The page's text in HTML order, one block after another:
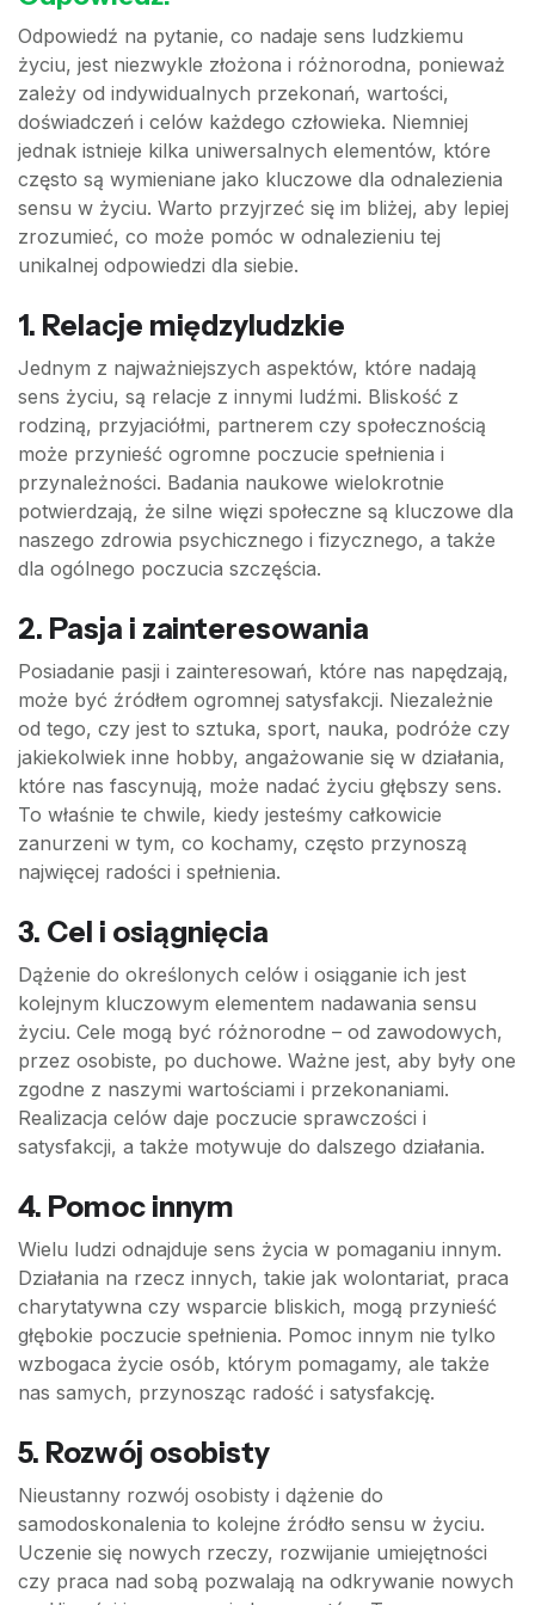
Odpowiedź na pytanie, co nadaje sens ludzkiemu
życiu, jest niezwykle złożona i różnorodna, ponieważ
zależy od indywidualnych przekonań, wartości,
doświadczeń i celów każdego człowieka. Niemniej
jednak istnieje kilka uniwersalnych elementów, które
często są wymieniane jako kluczowe dla odnalezienia
sensu w życiu. Warto przyjrzeć się im bliżej, aby lepiej
zrozumieć, co może pomóc w odnalezieniu tej
unikalnej odpowiedzi dla siebie.
1. Relacje międzyludzkie
Jednym z najważniejszych aspektów, które nadają
sens życiu, są relacje z innymi ludźmi. Bliskość z
rodziną, przyjaciółmi, partnerem czy społecznością
może przynieść ogromne poczucie spełnienia i
przynależności. Badania naukowe wielokrotnie
potwierdzają, że silne więzi społeczne są kluczowe dla
naszego zdrowia psychicznego i fizycznego, a także
dla ogólnego poczucia szczęścia.
2. Pasja i zainteresowania
Posiadanie pasji i zainteresowań, które nas napędzają,
może być źródłem ogromnej satysfakcji. Niezależnie
od tego, czy jest to sztuka, sport, nauka, podróże czy
jakiekolwiek inne hobby, angażowanie się w działania,
które nas fascynują, może nadać życiu głębszy sens.
To właśnie te chwile, kiedy jesteśmy całkowicie
zanurzeni w tym, co kochamy, często przynoszą
najwięcej radości i spełnienia.
3. Cel i osiągnięcia
Dążenie do określonych celów i osiąganie ich jest
kolejnym kluczowym elementem nadawania sensu
życiu. Cele mogą być różnorodne – od zawodowych,
przez osobiste, po duchowe. Ważne jest, aby były one
zgodne z naszymi wartościami i przekonaniami.
Realizacja celów daje poczucie sprawczości i
satysfakcji, a także motywuje do dalszego działania.
4. Pomoc innym
Wielu ludzi odnajduje sens życia w pomaganiu innym.
Działania na rzecz innych, takie jak wolontariat, praca
charytatywna czy wsparcie bliskich, mogą przynieść
głębokie poczucie spełnienia. Pomoc innym nie tylko
wzbogaca życie osób, którym pomagamy, ale także
nas samych, przynosząc radość i satysfakcję.
5. Rozwój osobisty
Nieustanny rozwój osobisty i dążenie do
samodoskonalenia to kolejne źródło sensu w życiu.
Uczenie się nowych rzeczy, rozwijanie umiejętności
czy praca nad sobą pozwalają na odkrywanie nowych